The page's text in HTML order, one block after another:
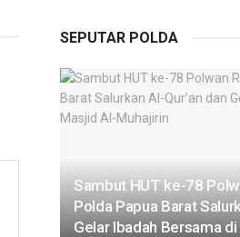
SEPUTAR POLDA
Sambut HUT ke-78
Polda Papua Barat
Gelar Ibadah Bersama